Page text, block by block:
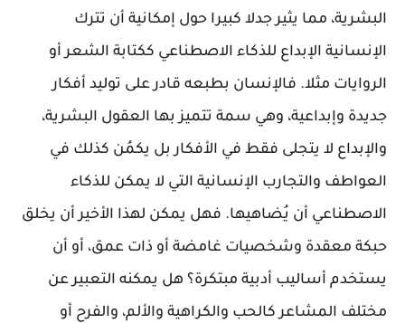
البشرية، مما يثير جدلا كبيرا حول إمكانية أن تترك
الإنسانية الإبداع للذكاء الاصطناعي ككتابة الشعر أو
الروايات مثلا. فالإنسان بطبعه قادر على توليد أفكار
جديدة وإبداعية، وهي سمة تتميز بها العقول البشرية،
والإبداع لا يتجلى فقط في الأفكار بل يكمُن كذلك في
العواطف والتجارب الإنسانية التي لا يمكن للذكاء
الاصطناعي أن يُضاهيها. فهل يمكن لهذا الأخير أن يخلق
حبكة معقدة وشخصيات غامضة أو ذات عمق، أو أن
يستخدم أساليب أدبية مبتكرة؟ هل يمكنه التعبير عن
مختلف المشاعر كالحب والكراهية والألم، والفرح أو